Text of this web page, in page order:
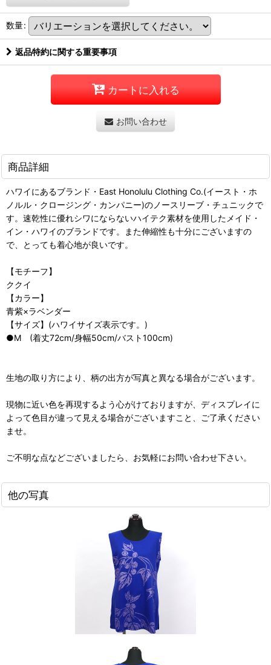
数量:
返品特約に関する重要事項
カートに入れる
お問い合わせ
商品詳細
ハワイにあるブランド・East Honolulu Clothing Co.(イースト・ホ
ノルル・クロージング・カンパニー)のノースリーブ・チュニックで
す。速乾性に優れシワにならないハイテク素材を使用したメイド・
イン・ハワイのブランドです。また伸縮性も十分にございますの
で、とっても着心地が良いです。
【モチーフ】
ククイ
【カラー】
青紫×ラベンダー
【サイズ】(ハワイサイズ表示です。)
●M (着丈72cm/身幅50cm/バスト100cm)
生地の取り方により、柄の出方が写真と異なる場合がございます。
現物に近い色を再現するよう心がけておりますが、ディスプレイに
よって色目が違って見える場合がございますこと、ご了承ください
ませ。
ご不明な点などございましたら、お気軽にお問い合わせ下さい。
他の写真